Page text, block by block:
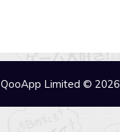
QooApp Limited © 2026